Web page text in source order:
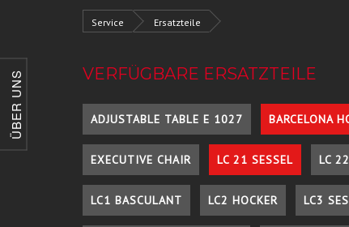
ÜBER UNS
Service Ersatzteile
VERFÜGBARE ERSATZTEILE
ADJUSTABLE TABLE E 1027 BARCELONA
EXECUTIVE CHAIR LC 21 SESSEL LC
LC1 BASCULANT LC2 HOCKER LC3